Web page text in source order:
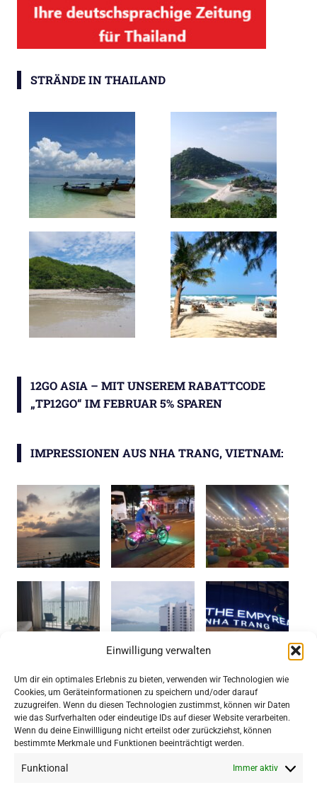
Einwilligung verwalten
Um dir ein optimales Erlebnis zu bieten, verwenden wir Technologien wie
Cookies, um Geräteinformationen zu speichern und/oder darauf
zuzugreifen. Wenn du diesen Technologien zustimmst, können wir Daten
wie das Surfverhalten oder eindeutige IDs auf dieser Website verarbeiten.
Wenn du deine Einwillligung nicht erteilst oder zurückziehst, können
bestimmte Merkmale und Funktionen beeinträchtigt werden.
Funktional Immer aktiv
STRÄNDE IN THAILAND
12GO ASIA – MIT UNSEREM RABATTCODE
„TP12GO“ IM FEBRUAR 5% SPAREN
IMPRESSIONEN AUS NHA TRANG, VIETNAM:
TRIP COM: GROSSE HOTEL- UND F
LUGAUSWAHL IN SÜDOSTASIEN ZU S
PITZENPREISEN